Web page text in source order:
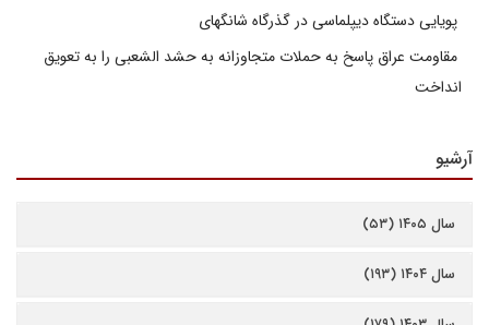
پویایی دستگاه دیپلماسی در گذرگاه شانگهای
مقاومت عراق پاسخ به حملات متجاوزانه به حشد الشعبی را به تعویق
انداخت
آرشیو
سال ۱۴۰۵ (۵۳)
سال ۱۴۰۴ (۱۹۳)